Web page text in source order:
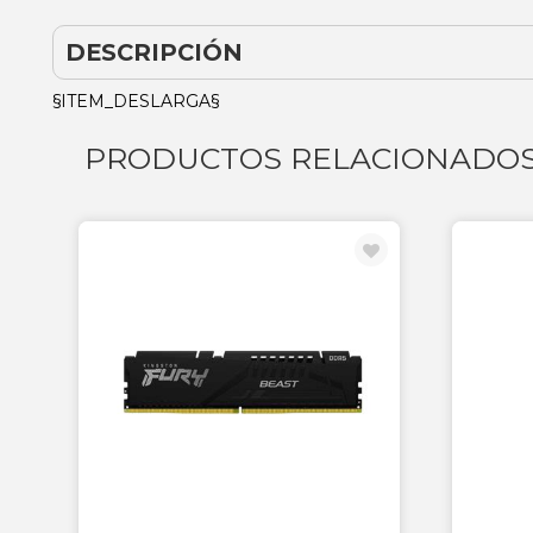
DESCRIPCIÓN
§ITEM_DESLARGA§
PRODUCTOS